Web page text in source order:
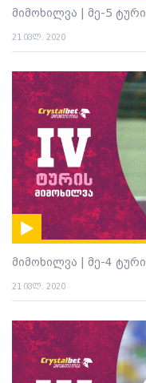
მიმოხილვა | მე-5 ტური
21 ივლ. 2020
მიმოხილვა | მე-4 ტური
21 ივლ. 2020